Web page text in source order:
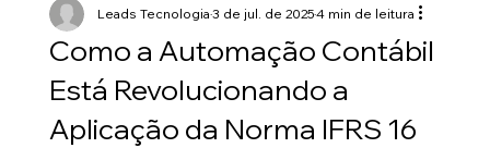
Como a Automação Contábil
Está Revolucionando a
Aplicação da Norma IFRS 16
Leads Tecnologia3 de jul. de 20254 min de leitura